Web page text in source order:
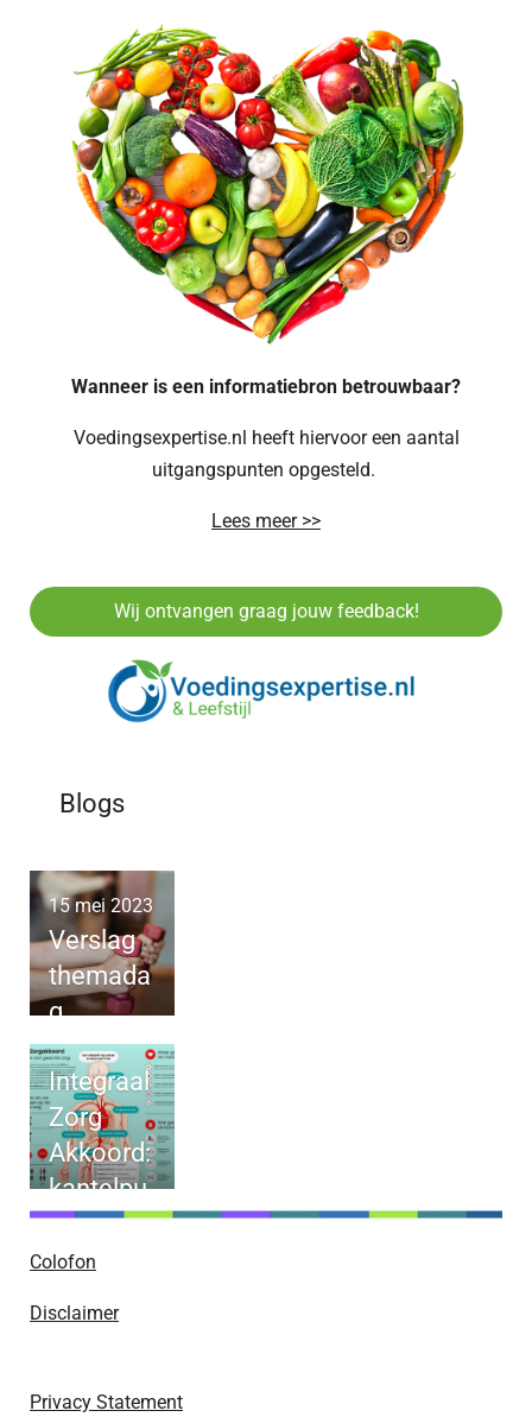
Wanneer is een informatiebron betrouwbaar?
Voedingsexpertise.nl heeft hiervoor een aantal
uitgangspunten opgesteld.
Lees meer >>
Wij ontvangen graag jouw feedback!
Blogs
Verslag
themada
g
Voeding
&
Bewegin
g in GRZ
15 mei 2023
Integraal
Zorg
Akkoord:
kantelpu
nt naar
meer
?
Colofon
Disclaimer
Privacy Statement